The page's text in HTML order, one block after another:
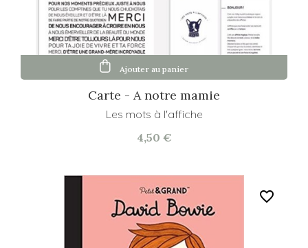
Carte - A notre mamie
Les mots à l'affiche
4,50 €
Ajouter au panier
favorite_border